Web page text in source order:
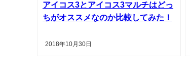
アイコス3とアイコス3マルチはどっ
ちがオススメなのか比較してみた！
2018年10月30日